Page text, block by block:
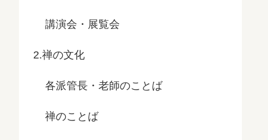
講演会・展覧会
2.禅の文化
各派管長・老師のことば
禅のことば